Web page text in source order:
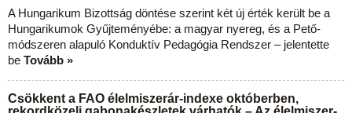
A Hungarikum Bizottság döntése szerint két új érték került be a
Hungarikumok Gyűjteményébe: a magyar nyereg, és a Pető-
módszeren alapuló Konduktív Pedagógia Rendszer – jelentette
be Tovább »
Csökkent a FAO élelmiszerár-indexe októberben,